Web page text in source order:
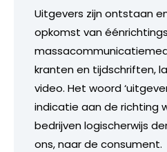
Uitgevers zijn ontstaan
opkomst van éénrichtings
kranten en tijdschriften,
video. Het woord
indicatie aan de richting
bedrijven logischerwijs
ons, naar de consument.